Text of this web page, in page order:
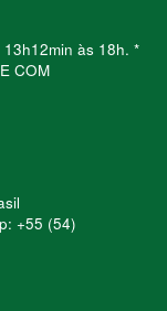
às 18h. *
COM
+55 (54)